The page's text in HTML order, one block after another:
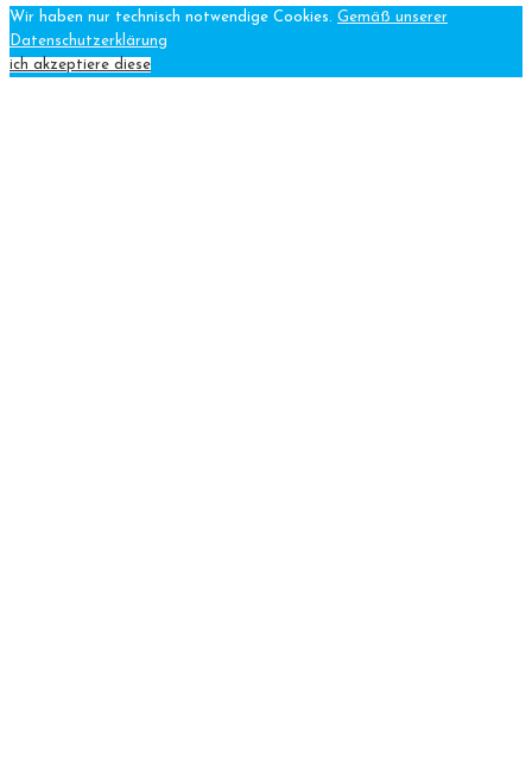
Wir haben nur technisch notwendige Cookies. Gemäß unserer
Datenschutzerklärung
ich akzeptiere diese